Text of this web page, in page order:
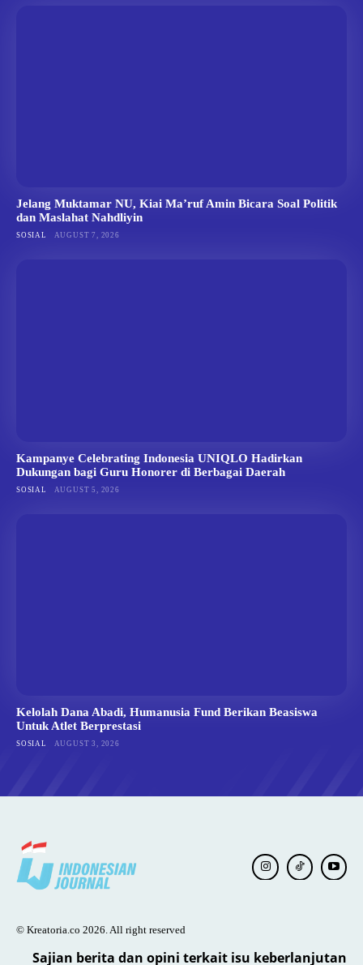
Jelang Muktamar NU, Kiai Ma’ruf Amin Bicara Soal Politik
dan Maslahat Nahdliyin
SOSIAL AUGUST 7, 2026
Kampanye Celebrating Indonesia UNIQLO Hadirkan
Dukungan bagi Guru Honorer di Berbagai Daerah
SOSIAL AUGUST 5, 2026
Kelolah Dana Abadi, Humanusia Fund Berikan Beasiswa
Untuk Atlet Berprestasi
SOSIAL AUGUST 3, 2026
© Kreatoria.co 2026. All right reserved
Sajian berita dan opini terkait isu keberlanjutan